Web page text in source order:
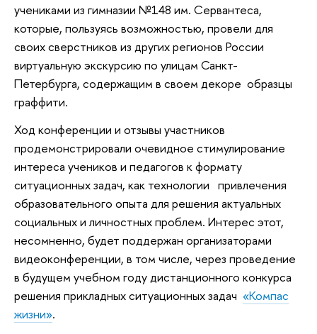
учениками из гимназии №148 им. Сервантеса,
которые, пользуясь возможностью, провели для
своих сверстников из других регионов России
виртуальную экскурсию по улицам Санкт-
Петербурга, содержащим в своем декоре образцы
граффити.
Ход конференции и отзывы участников
продемонстрировали очевидное стимулирование
интереса учеников и педагогов к формату
ситуационных задач, как технологии привлечения
образовательного опыта для решения актуальных
социальных и личностных проблем. Интерес этот,
несомненно, будет поддержан организаторами
видеоконференции, в том числе, через проведение
в будущем учебном году дистанционного конкурса
решения прикладных ситуационных задач «Компас
жизни».